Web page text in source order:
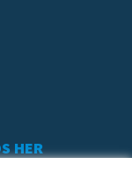
HER